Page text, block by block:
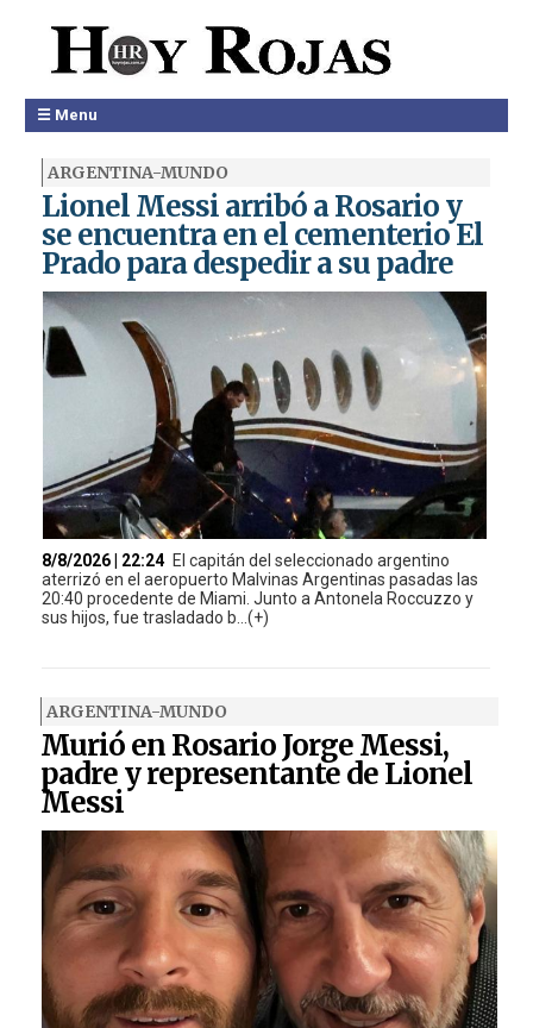
☰ Menu
ARGENTINA-MUNDO
Lionel Messi arribó a Rosario y
se encuentra en el cementerio El
Prado para despedir a su padre
8/8/2026 | 22:24 El capitán del seleccionado argentino
aterrizó en el aeropuerto Malvinas Argentinas pasadas las
20:40 procedente de Miami. Junto a Antonela Roccuzzo y
sus hijos, fue trasladado b...(+)
ARGENTINA-MUNDO
Murió en Rosario Jorge Messi,
padre y representante de Lionel
Messi